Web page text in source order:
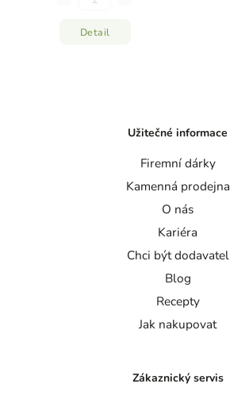
Detail
Užitečné informace
Firemní dárky
Kamenná prodejna
O nás
Kariéra
Chci být dodavatel
Blog
Recepty
Jak nakupovat
Zákaznický servis